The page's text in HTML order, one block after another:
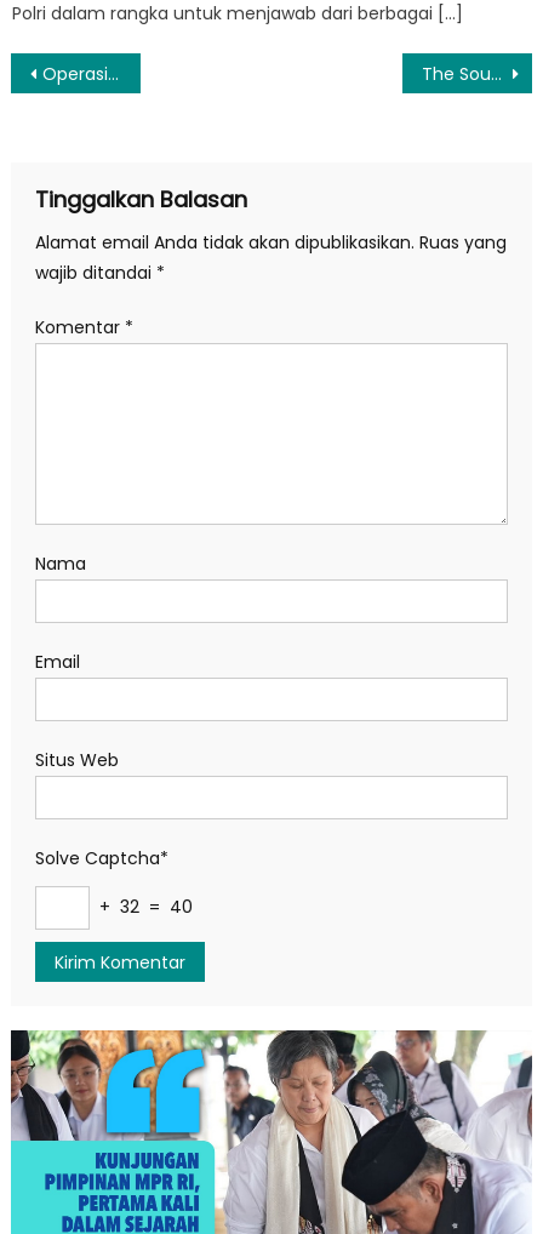
Polri dalam rangka untuk menjawab dari berbagai […]
Navigasi
Operasi Skala Besar, Polrestro Jakpus Tangkap 42 Tersangka Narkoba dan Sita 2 Kg Sabu The Sounds Project 7 Siap Digelar di Ecovention & Ecopark Ancol
Tinggalkan Balasan
Alamat email Anda tidak akan dipublikasikan. Ruas yang
wajib ditandai *
Komentar *
Nama
Email
Situs Web
Solve Captcha*
+ 32 = 40